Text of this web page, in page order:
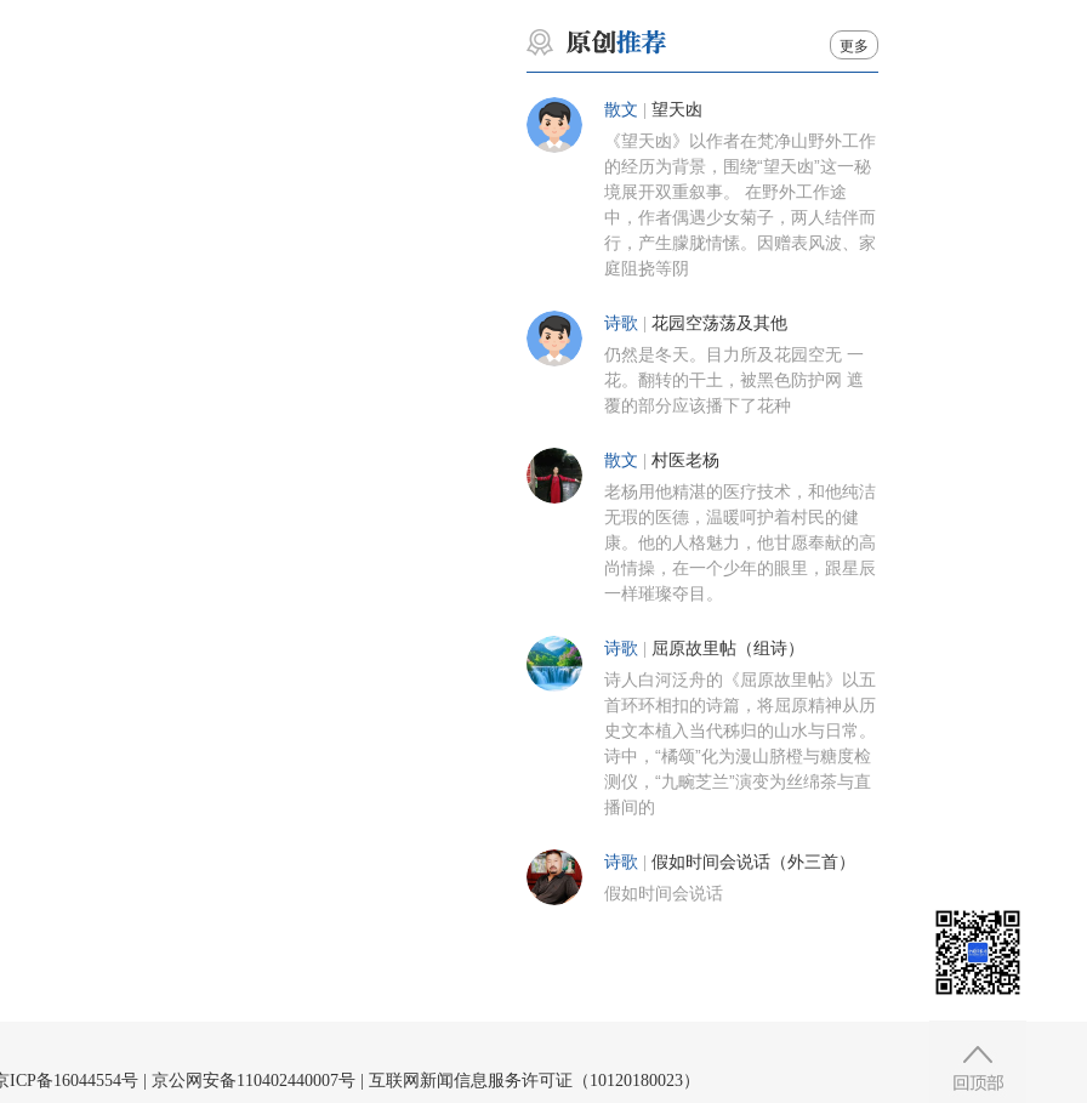
更多
散文 望天凼
《望天凼》以作者在梵净山野外工作
的经历为背景，围绕“望天凼”这一秘
境展开双重叙事。 在野外工作途
中，作者偶遇少女菊子，两人结伴而
行，产生朦胧情愫。因赠表风波、家
庭阻挠等阴
诗歌 花园空荡荡及其他
仍然是冬天。目力所及花园空无 一
花。翻转的干土，被黑色防护网 遮
覆的部分应该播下了花种
散文 村医老杨
老杨用他精湛的医疗技术，和他纯洁
无瑕的医德，温暖呵护着村民的健
康。他的人格魅力，他甘愿奉献的高
尚情操，在一个少年的眼里，跟星辰
一样璀璨夺目。
诗歌 屈原故里帖（组诗）
诗人白河泛舟的《屈原故里帖》以五
首环环相扣的诗篇，将屈原精神从历
史文本植入当代秭归的山水与日常。
诗中，“橘颂”化为漫山脐橙与糖度检
测仪，“九畹芝兰”演变为丝绵茶与直
播间的
诗歌 假如时间会说话（外三首）
假如时间会说话
ICP备16044554号 | 京公网安备110402440007号 | 互联网新闻信息服务许可证（10120180023）